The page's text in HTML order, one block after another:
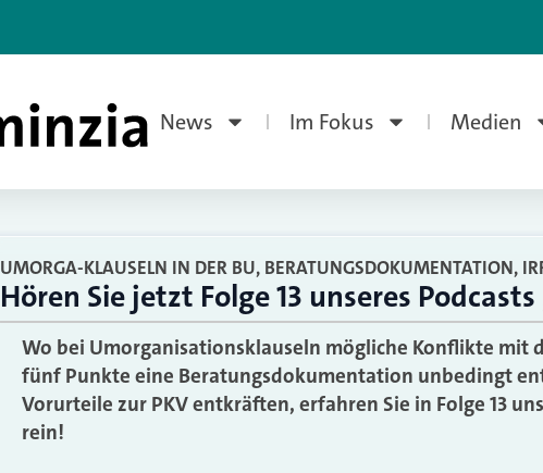
News Im Fokus Medien
UMORGA-KLAUSELN IN DER BU, BERATUNGSDOKUMENTATION,
Hören Sie jetzt Folge 13 unseres
Wo bei Umorganisationsklauseln mögliche Konflikte mit
fünf Punkte eine Beratungsdokumentation unbedingt
Vorurteile zur PKV entkräften, erfahren Sie in Folge 13
rein!